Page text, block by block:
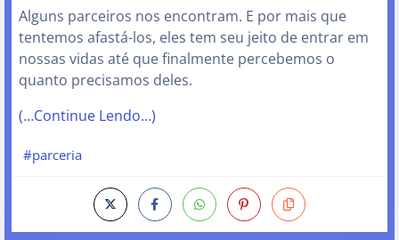
Alguns parceiros nos encontram. E por mais que
tentemos afastá-los, eles tem seu jeito de entrar em
nossas vidas até que finalmente percebemos o
quanto precisamos deles.
(…Continue Lendo…)
#parceria